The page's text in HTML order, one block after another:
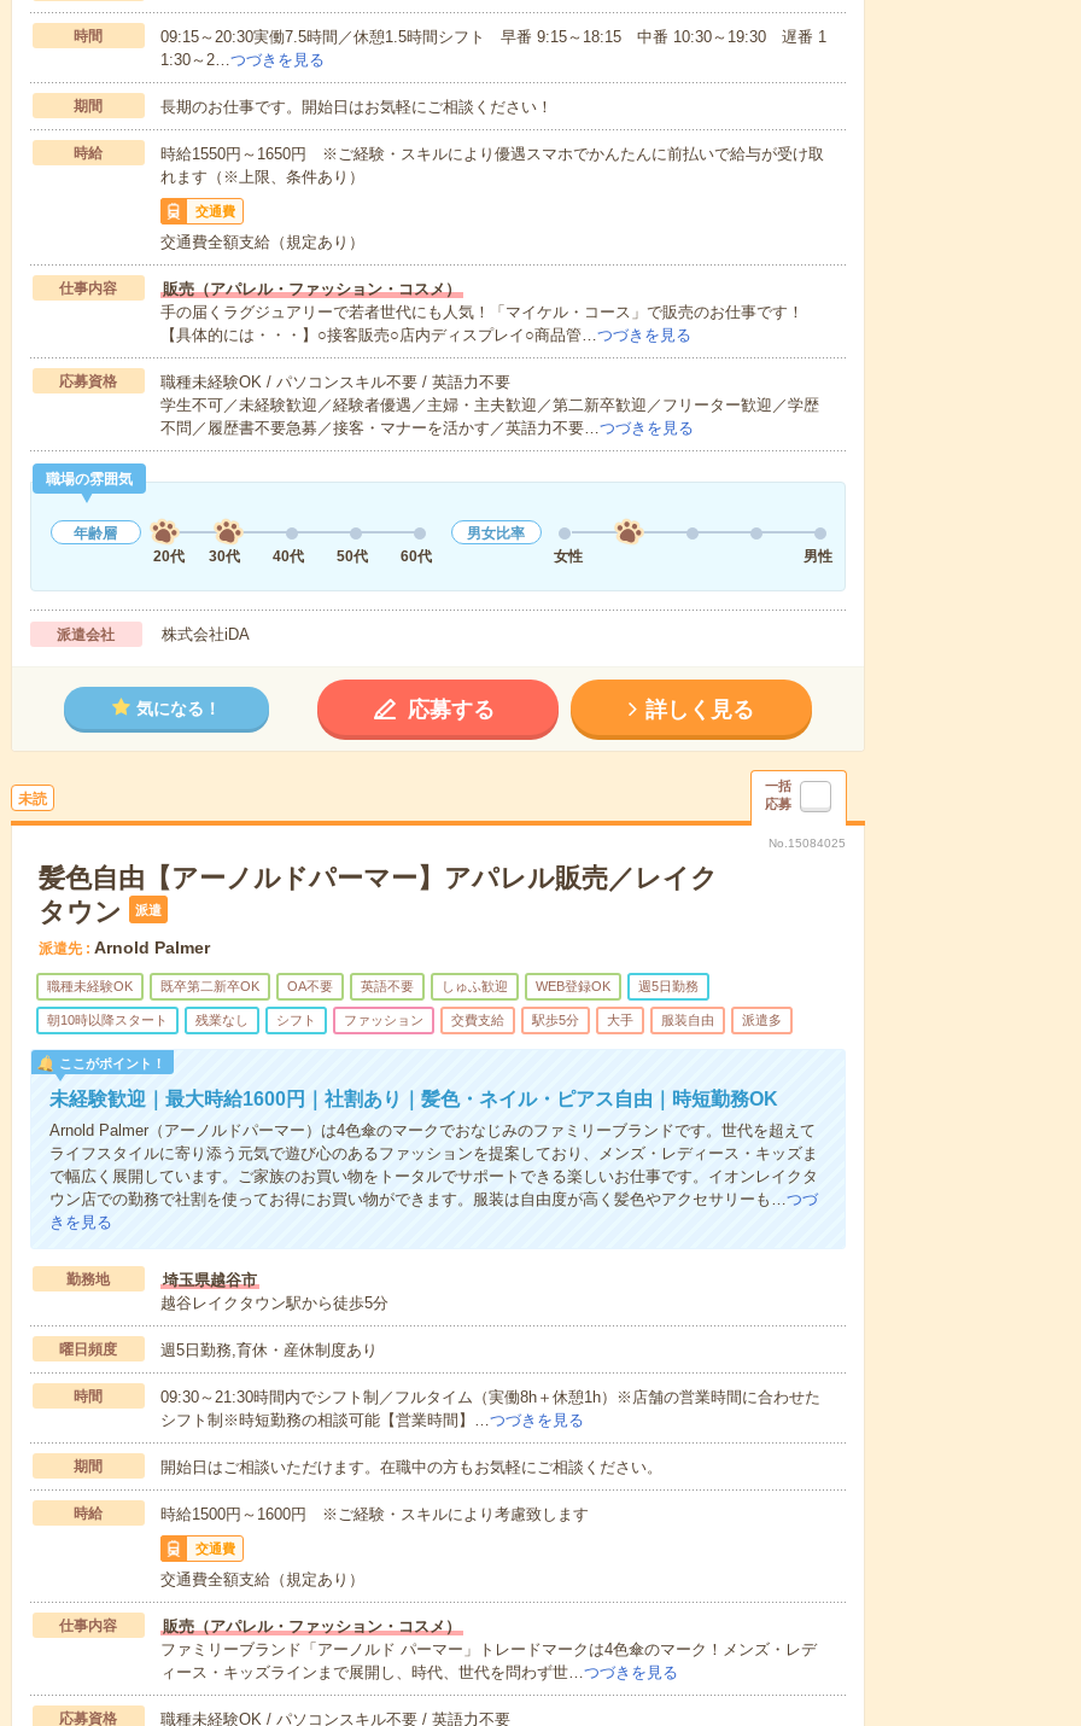
時間
09:15～20:30実働7.5時間／休憩1.5時間シフト 早番 9:15～18:15 中番 10:30～19:30 遅番 1
1:30～2… つづきを見る
期間 長期のお仕事です。開始日はお気軽にご相談ください！
時給
時給1550円～1650円 ※ご経験・スキルにより優遇スマホでかんたんに前払いで給与が受け取
れます（※上限、条件あり）
交通費
交通費全額支給（規定あり）
仕事内容
販売（アパレル・ファッション・コスメ）
手の届くラグジュアリーで若者世代にも人気！「マイケル・コース」で販売のお仕事です！
【具体的には・・・】○接客販売○店内ディスプレイ○商品管… つづきを見る
応募資格
職種未経験OK / パソコンスキル不要 / 英語力不要
学生不可／未経験歓迎／経験者優遇／主婦・主夫歓迎／第二新卒歓迎／フリーター歓迎／学歴
不問／履歴書不要急募／接客・マナーを活かす／英語力不要… つづきを見る
職場の雰囲気
年齢層
20代
30代 40代 50代 60代
男女比率
女性
男性
派遣会社 株式会社iDA
気になる！ 応募する 詳しく見る
未読
一括
応募
No.15084025
髪色自由【アーノルドパーマー】アパレル販売／レイク
タウン
派遣
派遣先 Arnold Palmer
職種未経験OK 既卒第二新卒OK OA不要 英語不要 しゅふ歓迎 WEB登録OK 週5日勤務
朝10時以降スタート 残業なし シフト ファッション 交費支給 駅歩5分 大手 服装自由 派遣多
ここがポイント！
未経験歓迎｜最大時給1600円｜社割あり｜髪色・ネイル・ピアス自由｜時短勤務OK
Arnold Palmer（アーノルドパーマー）は4色傘のマークでおなじみのファミリーブランドです。世代を超えて
ライフスタイルに寄り添う元気で遊び心のあるファッションを提案しており、メンズ・レディース・キッズま
で幅広く展開しています。ご家族のお買い物をトータルでサポートできる楽しいお仕事です。イオンレイクタ
ウン店での勤務で社割を使ってお得にお買い物ができます。服装は自由度が高く髪色やアクセサリーも…つづ
きを見る
勤務地
埼玉県越谷市
越谷レイクタウン駅から徒歩5分
曜日頻度 週5日勤務,育休・産休制度あり
時間
09:30～21:30時間内でシフト制／フルタイム（実働8h＋休憩1h）※店舗の営業時間に合わせた
シフト制※時短勤務の相談可能【営業時間】…つづきを見る
期間 開始日はご相談いただけます。在職中の方もお気軽にご相談ください。
時給 時給1500円～1600円 ※ご経験・スキルにより考慮致します
交通費
交通費全額支給（規定あり）
仕事内容
販売（アパレル・ファッション・コスメ）
ファミリーブランド「アーノルド パーマー」トレードマークは4色傘のマーク！メンズ・レデ
ィース・キッズラインまで展開し、時代、世代を問わず世…つづきを見る
応募資格 職種未経験OK / パソコンスキル不要 / 英語力不要